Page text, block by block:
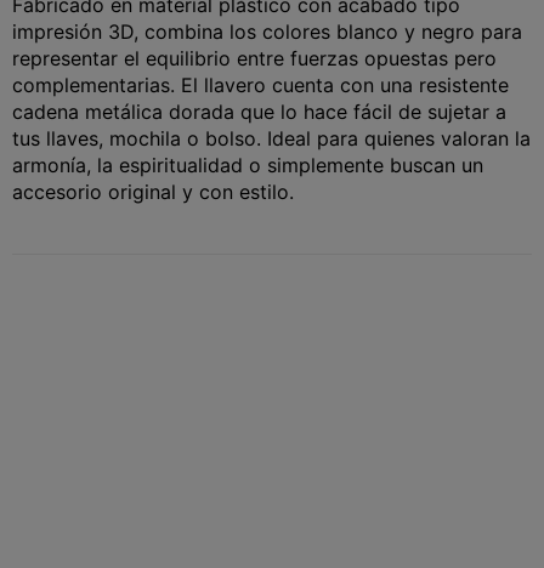
impresión 3D, combina los colores blanco y negro para
representar el equilibrio entre fuerzas opuestas pero
complementarias. El llavero cuenta con una resistente
cadena metálica dorada que lo hace fácil de sujetar a
tus llaves, mochila o bolso. Ideal para quienes valoran la
armonía, la espiritualidad o simplemente buscan un
accesorio original y con estilo.